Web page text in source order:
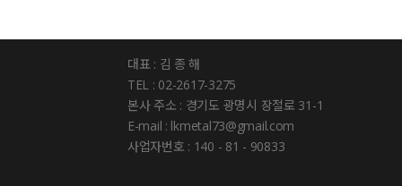
대표 : 김 종 해
TEL : 02-2617-3275
본사 주소 : 경기도 광명시 장절로 31-1
E-mail : lkmetal73@gmail.com
사업자번호 : 140 - 81 - 90833